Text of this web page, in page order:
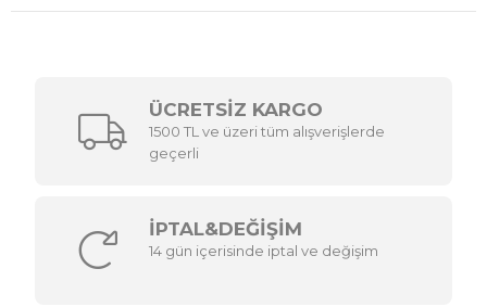
ÜCRETSİZ KARGO
1500 TL ve üzeri tüm alışverişlerde
geçerli
İPTAL&DEĞİŞİM
14 gün içerisinde iptal ve değişim